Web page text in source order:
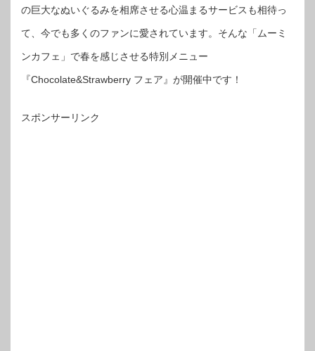
の巨大なぬいぐるみを相席させる心温まるサービスも相待っ
て、今でも多くのファンに愛されています。そんな「ムーミ
ンカフェ」で春を感じさせる特別メニュー
『Chocolate&Strawberry フェア』が開催中です！
スポンサーリンク